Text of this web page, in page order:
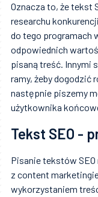
Oznacza to, że tekst
researchu
do tego programach
odpowiednich
pisaną treść. Innymi
ramy, żeby dogodzić
następnie piszemy
użytkownika
Tekst SEO -
Pisanie tekstów
z content
wykorzystaniem